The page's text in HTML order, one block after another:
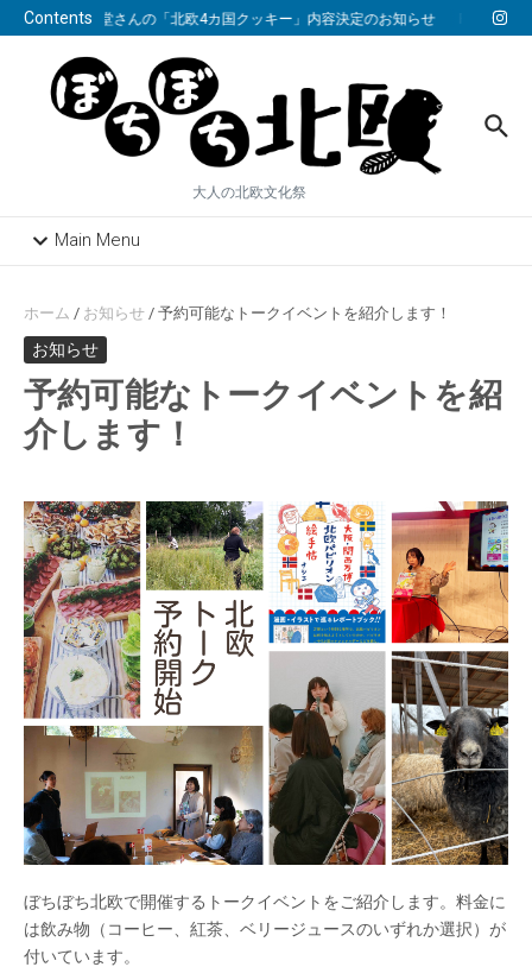
コンテンツへスキップ
Contents
フィーカ堂さんの「北欧4カ国クッキー」内容決定のお知らせ FAQのペー
大人の北欧文化祭
Main Menu
ホーム / お知らせ / 予約可能なトークイベントを紹介します！
お知らせ
予約可能なトークイベントを紹
介します！
ぼちぼち北欧で開催するトークイベントをご紹介します。料金に
は飲み物（コーヒー、紅茶、ベリージュースのいずれか選択）が
付いています。